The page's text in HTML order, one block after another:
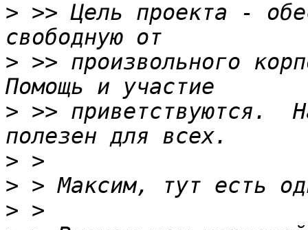
> >> Цель проекта -
> >> произвольного
> >> приветствуются.
>
>
>